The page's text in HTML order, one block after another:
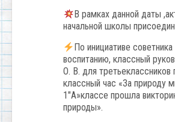
В рамках данной даты
начальной школы
По инициативе
воспитанию, классный
О. В. для третьеклассников
классный час «За природу
1″А»классе прошла
природы».